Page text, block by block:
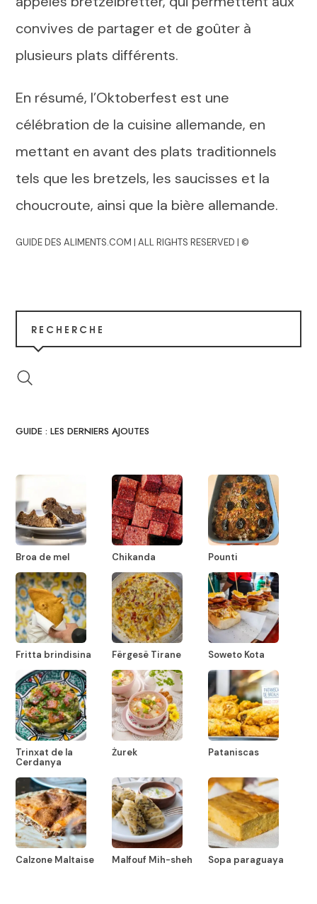
convives de partager et de goûter à
plusieurs plats différents.
En résumé, l’Oktoberfest est une
célébration de la cuisine allemande, en
mettant en avant des plats traditionnels
tels que les bretzels, les saucisses et la
choucroute, ainsi que la bière allemande.
GUIDE DES ALIMENTS.COM | ALL RIGHTS RESERVED | ©
RECHERCHE
GUIDE : LES DERNIERS AJOUTES
Broa de mel Chikanda Pounti
Fritta brindisina Fërgesë Tirane Soweto Kota
Trinxat de la
Cerdanya
Żurek Pataniscas
Calzone Maltaise Malfouf Mih-sheh Sopa paraguaya